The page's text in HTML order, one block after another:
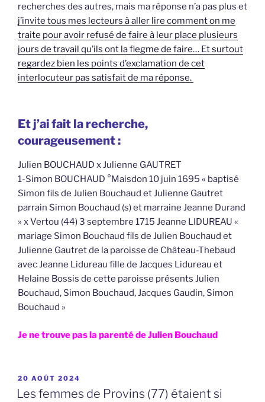
recherches des autres, mais ma réponse n’a pas plus et
j’invite tous mes lecteurs à aller lire comment on me
traite pour avoir refusé de faire à leur place plusieurs
jours de travail qu’ils ont la flegme de faire… Et surtout
regardez bien les points d’exclamation de cet
interlocuteur pas satisfait de ma réponse.
Et j’ai fait la recherche,
courageusement :
Julien BOUCHAUD x Julienne GAUTRET
1-Simon BOUCHAUD °Maisdon 10 juin 1695 « baptisé
Simon fils de Julien Bouchaud et Julienne Gautret
parrain Simon Bouchaud (s) et marraine Jeanne Durand
» x Vertou (44) 3 septembre 1715 Jeanne LIDUREAU «
mariage Simon Bouchaud fils de Julien Bouchaud et
Julienne Gautret de la paroisse de Château-Thebaud
avec Jeanne Lidureau fille de Jacques Lidureau et
Helaine Bossis de cette paroisse présents Julien
Bouchaud, Simon Bouchaud, Jacques Gaudin, Simon
Bouchaud »
Je ne trouve pas la parenté de Julien Bouchaud
PUBLIÉ
LE
20 AOÛT 2024
Les femmes de Provins (77) étaient si